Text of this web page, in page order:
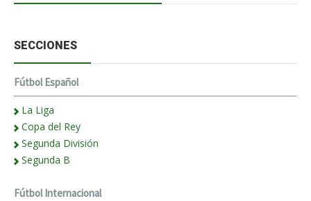
SECCIONES
Fútbol Español
La Liga
Copa del Rey
Segunda División
Segunda B
Fútbol Internacional